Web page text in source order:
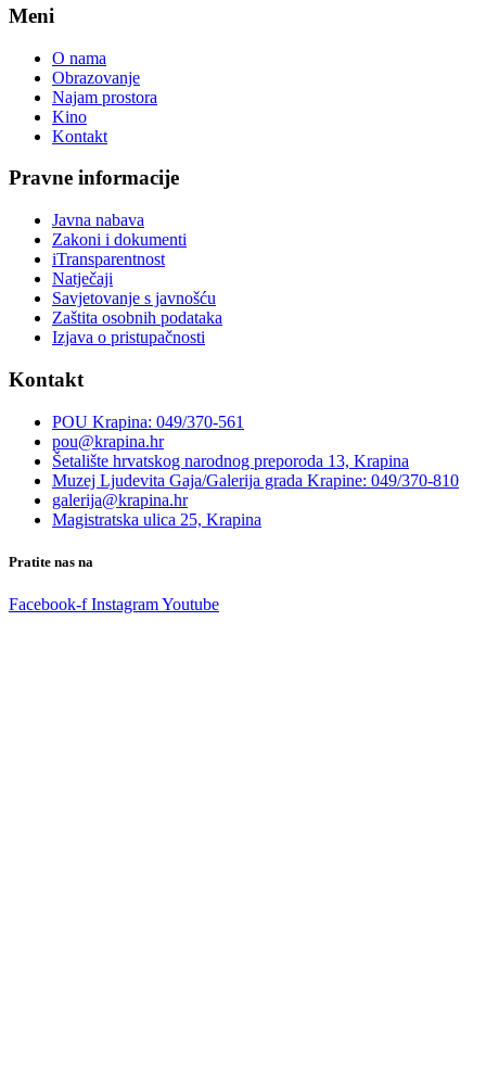
Meni
O nama
Obrazovanje
Najam prostora
Kino
Kontakt
Pravne informacije
Javna nabava
Zakoni i dokumenti
iTransparentnost
Natječaji
Savjetovanje s javnošću
Zaštita osobnih podataka
Izjava o pristupačnosti
Kontakt
POU Krapina: 049/370-561
pou@krapina.hr
Šetalište hrvatskog narodnog preporoda 13, Krapina
Muzej Ljudevita Gaja/Galerija grada Krapine: 049/370-810
galerija@krapina.hr
Magistratska ulica 25, Krapina
Pratite nas na
Facebook-f InstagramYoutube